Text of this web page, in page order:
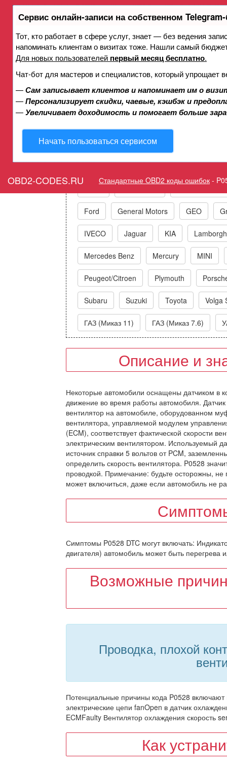
Сервис онлайн-записи на собственном
Тот, кто работает в сфере услуг, знает — без ведения
напоминать клиентам о визитах тоже. Нашли самый
Для новых пользователей первый месяц бесплатно.
Чат-бот для мастеров и специалистов, который упрощает
—Сам записывает клиентов и напоминает им о
—Персонализирует скидки, чаевые, кэшбэк и
—Увеличивает доходимость и помогает больше
Начать пользоваться сервисом
OBD2-CODES.RU Стандартные OBD2 коды ошибок -
Ошибка P0528
охлаждения,
Горит ошибка Check
Коды ошибок
Ford General Motors GEO
IVECO Jaguar KIA
Mercedes Benz Mercury MINI
Peugeot/Citroen Plymouth
Subaru Suzuki Toyota Volga
ГАЗ (Миказ 11) ГАЗ (Миказ 7.6)
Описание и
Некоторые автомобили оснащены датчиком в
движение во время работы автомобиля.
вентилятор на автомобиле, оборудованном
вентилятора, управляемой модулем
(ECM), соответствует фактической скорости
электрическим вентилятором. Используемый
источник справки 5 вольтов от PCM,
определить скорость вентилятора. P0528
проводкой. Примечание: будьте осторожны, не
может включиться, даже если автомобиль не
Симптомы P0528 DTC могут включать:
двигателя) автомобиль может быть перегрева
Возможные
Проводка, плохой
Потенциальные причины кода P0528
электрические цепи fanOpen в датчик
ECMFaulty Вентилятор охлаждения скорость
Как